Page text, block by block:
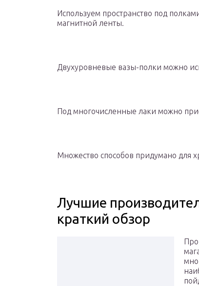
Используем пространство под
магнитной ленты.
Двухуровневые вазы-полки можно
Под многочисленные лаки можно
Множество способов придумано для
Лучшие
краткий обзор